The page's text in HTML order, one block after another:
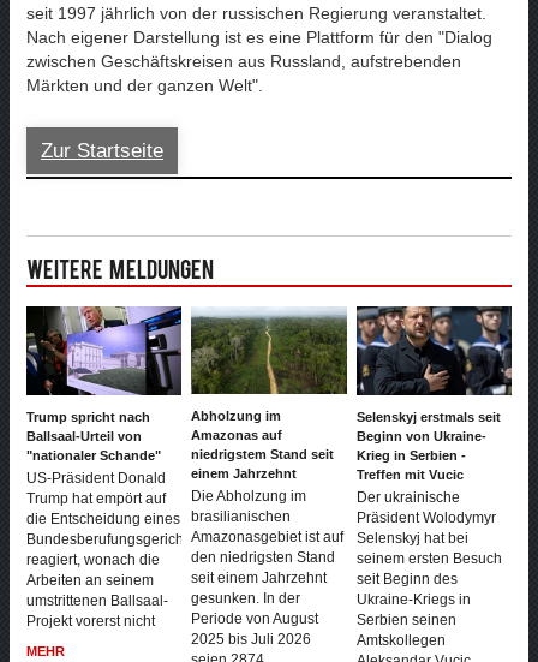
seit 1997 jährlich von der russischen Regierung veranstaltet.
Nach eigener Darstellung ist es eine Plattform für den "Dialog
zwischen Geschäftskreisen aus Russland, aufstrebenden
Märkten und der ganzen Welt".
Zur Startseite
Weitere Meldungen
Trump spricht nach
Ballsaal-Urteil von
"nationaler Schande"
US-Präsident Donald
Trump hat empört auf
die Entscheidung eines
Bundesberufungsgerichtes
reagiert, wonach die
Arbeiten an seinem
umstrittenen Ballsaal-
Projekt vorerst nicht
MEHR
Abholzung im
Amazonas auf
niedrigstem Stand seit
einem Jahrzehnt
Die Abholzung im
brasilianischen
Amazonasgebiet ist auf
den niedrigsten Stand
seit einem Jahrzehnt
gesunken. In der
Periode von August
2025 bis Juli 2026
Selenskyj erstmals seit
Beginn von Ukraine-
Krieg in Serbien -
Treffen mit Vucic
Der ukrainische
Präsident Wolodymyr
Selenskyj hat bei
seinem ersten Besuch
seit Beginn des
Ukraine-Kriegs in
Serbien seinen
Amtskollegen